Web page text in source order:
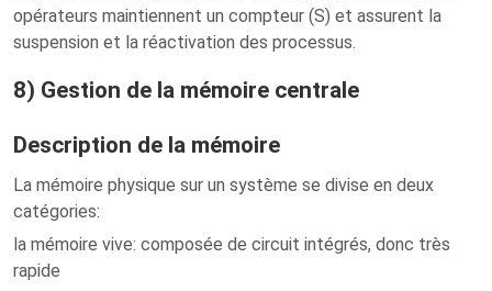
opérateurs maintiennent un compteur (S) et assurent la
suspension et la réactivation des processus.
8) Gestion de la mémoire centrale
Description de la mémoire
La mémoire physique sur un système se divise en deux
catégories:
la mémoire vive: composée de circuit intégrés, donc très
rapide